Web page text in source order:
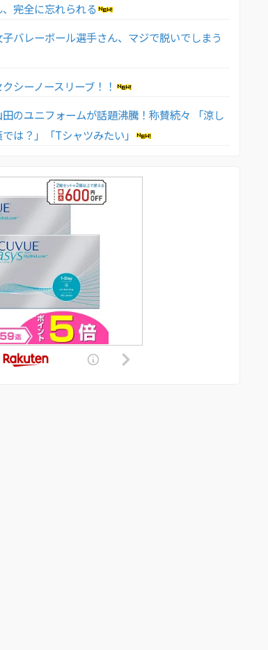
完全に忘れられる
子バレーボール選手さん、マジで脱いでしまう
シーノースリーブ！！
田のユニフォームが話題沸騰！称賛続々 「涼し
は？」「Tシャツみたい」